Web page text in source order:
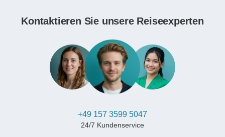
Kontaktieren Sie unsere Reiseexperten
+49 157 3599 5047
24/7 Kundenservice